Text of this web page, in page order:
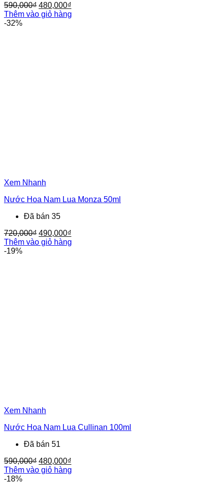
590,000₫ Giá
gốc
480,000₫
hiện
Thêm vào giỏ hàng
-32%
Xem Nhanh
Nước Hoa Nam Lua Monza 50ml
Đã bán 35
720,000₫ Giá
gốc
490,000₫
hiện
Thêm vào giỏ hàng
-19%
Xem Nhanh
Nước Hoa Nam Lua Cullinan 100ml
Đã bán 51
590,000₫ Giá
gốc
480,000₫
hiện
Thêm vào giỏ hàng
-18%